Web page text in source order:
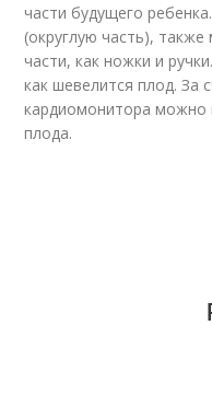
части будущего
(округлую часть),
части, как ножки и
как шевелится плод. За
кардиомонитора можно
плода.